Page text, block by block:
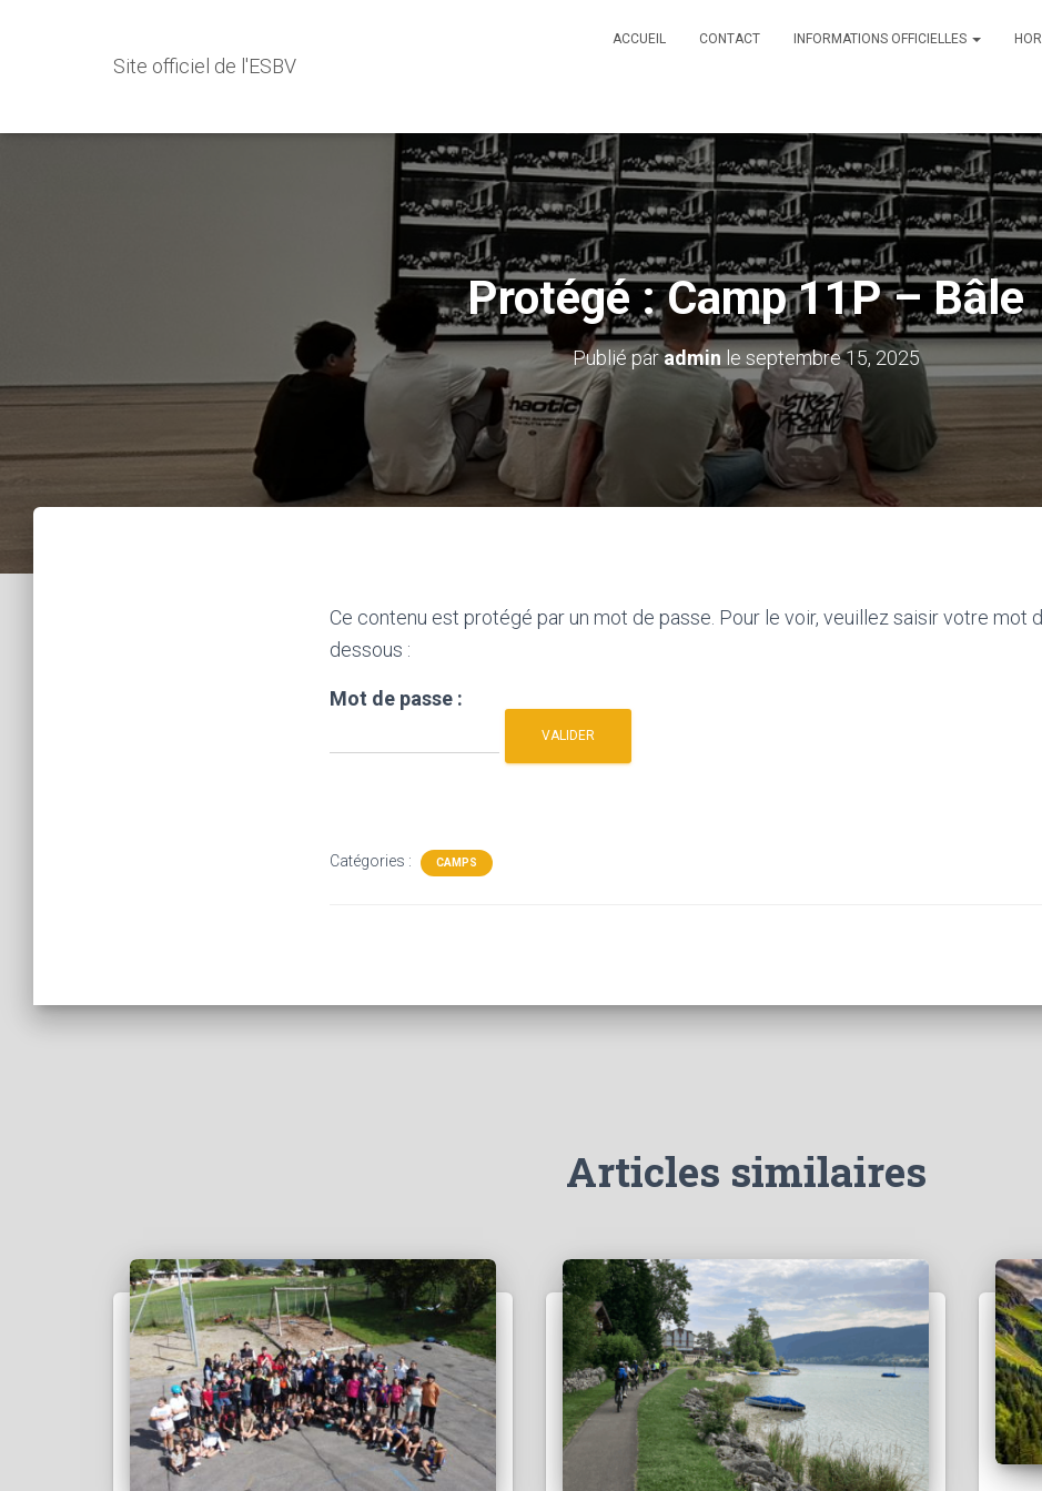
Site officiel de l'ESBV
ACCUEIL CONTACT INFORMATIONS OFFICIELLES
Protégé : Camp 11P – Bâle
Publié paradmin le septembre 15, 2025
Ce contenu est protégé par un mot de passe. Pour le voir, veuillez saisir votre mot
dessous :
Mot de passe :
Catégories : CAMPS
Articles similaires